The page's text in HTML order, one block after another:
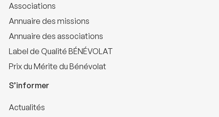
Associations
Annuaire des missions
Annuaire des associations
Label de Qualité BÉNÉVOLAT
Prix du Mérite du Bénévolat
S’informer
Actualités